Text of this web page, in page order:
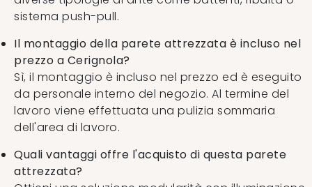
sistema push-pull.
Il montaggio della parete attrezzata è incluso nel
prezzo a Cerignola?
Sì, il montaggio è incluso nel prezzo ed è eseguito
da personale interno del negozio. Al termine del
lavoro viene effettuata una pulizia sommaria
dell'area di lavoro.
Quali vantaggi offre l'acquisto di questa parete
attrezzata?